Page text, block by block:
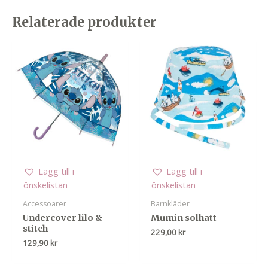
Relaterade produkter
Lägg till i
önskelistan
Accessoarer
Undercover lilo &
stitch
129,90 kr
Lägg till i
önskelistan
Barnkläder
Mumin solhatt
229,00 kr